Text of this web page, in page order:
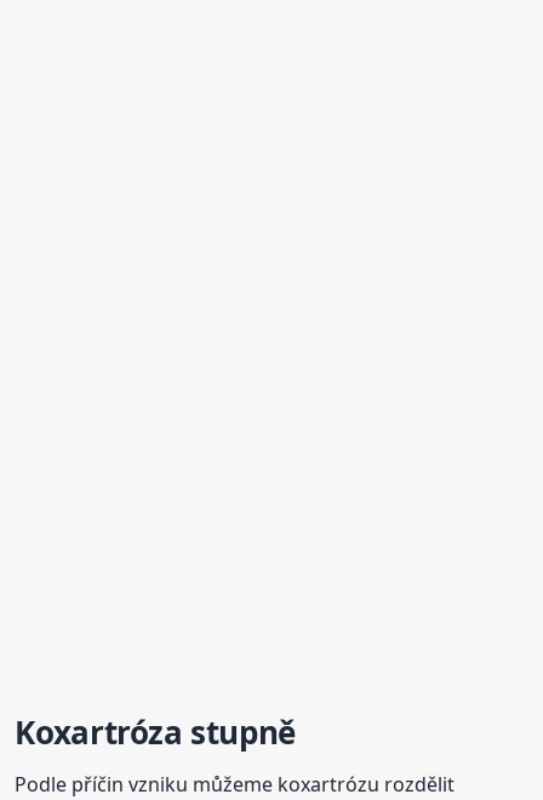
Koxartróza stupně
Podle příčin vzniku můžeme koxartrózu rozdělit